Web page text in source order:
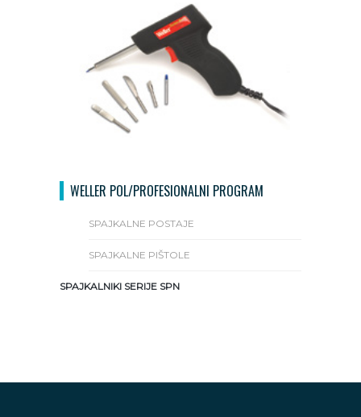
WELLER POL/PROFESIONALNI PROGRAM
SPAJKALNE POSTAJE
SPAJKALNE PIŠTOLE
SPAJKALNIKI SERIJE SPN